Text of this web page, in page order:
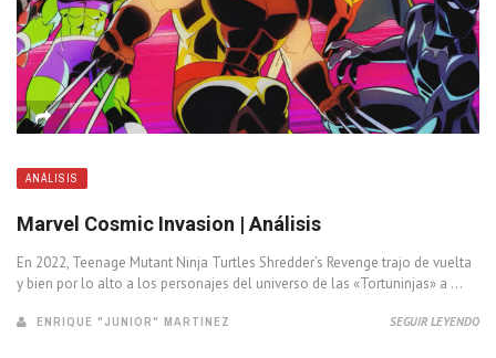
ANÁLISIS
Marvel Cosmic Invasion | Análisis
En 2022, Teenage Mutant Ninja Turtles Shredder’s Revenge trajo de vuelta
y bien por lo alto a los personajes del universo de las «Tortuninjas» a ...
ENRIQUE "JUNIOR" MARTINEZ SEGUIR LEYENDO